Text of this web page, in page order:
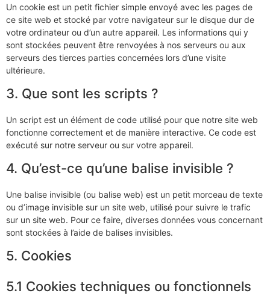
Un cookie est un petit fichier simple envoyé avec les pages de
ce site web et stocké par votre navigateur sur le disque dur de
votre ordinateur ou d’un autre appareil. Les informations qui y
sont stockées peuvent être renvoyées à nos serveurs ou aux
serveurs des tierces parties concernées lors d’une visite
ultérieure.
3. Que sont les scripts ?
Un script est un élément de code utilisé pour que notre site web
fonctionne correctement et de manière interactive. Ce code est
exécuté sur notre serveur ou sur votre appareil.
4. Qu’est-ce qu’une balise invisible ?
Une balise invisible (ou balise web) est un petit morceau de texte
ou d’image invisible sur un site web, utilisé pour suivre le trafic
sur un site web. Pour ce faire, diverses données vous concernant
sont stockées à l’aide de balises invisibles.
5. Cookies
5.1 Cookies techniques ou fonctionnels